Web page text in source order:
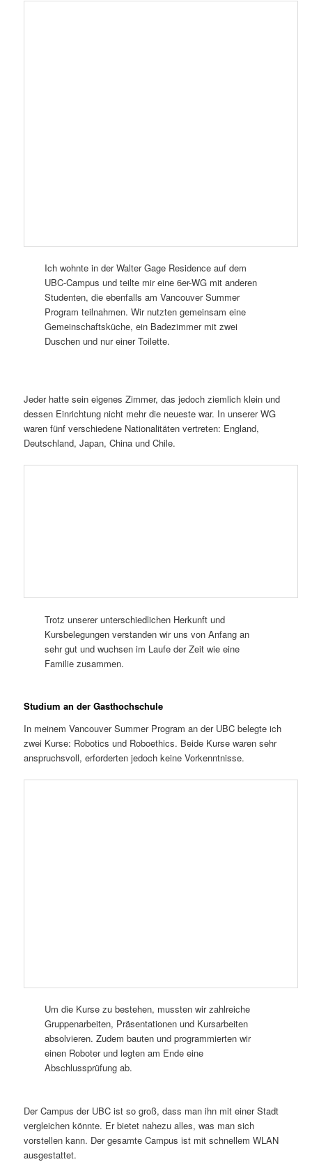
Ich wohnte in der Walter Gage Residence auf dem
UBC-Campus und teilte mir eine 6er-WG mit anderen
Studenten, die ebenfalls am Vancouver Summer
Program teilnahmen. Wir nutzten gemeinsam eine
Gemeinschaftsküche, ein Badezimmer mit zwei
Duschen und nur einer Toilette.
Jeder hatte sein eigenes Zimmer, das jedoch ziemlich klein und
dessen Einrichtung nicht mehr die neueste war. In unserer WG
waren fünf verschiedene Nationalitäten vertreten: England,
Deutschland, Japan, China und Chile.
Trotz unserer unterschiedlichen Herkunft und
Kursbelegungen verstanden wir uns von Anfang an
sehr gut und wuchsen im Laufe der Zeit wie eine
Familie zusammen.
Studium an der Gasthochschule
In meinem Vancouver Summer Program an der UBC belegte ich
zwei Kurse: Robotics und Roboethics. Beide Kurse waren sehr
anspruchsvoll, erforderten jedoch keine Vorkenntnisse.
Um die Kurse zu bestehen, mussten wir zahlreiche
Gruppenarbeiten, Präsentationen und Kursarbeiten
absolvieren. Zudem bauten und programmierten wir
einen Roboter und legten am Ende eine
Abschlussprüfung ab.
Der Campus der UBC ist so groß, dass man ihn mit einer Stadt
vergleichen könnte. Er bietet nahezu alles, was man sich
vorstellen kann. Der gesamte Campus ist mit schnellem WLAN
ausgestattet.